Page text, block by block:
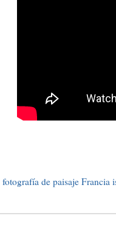
fotografía de paisaje Francia